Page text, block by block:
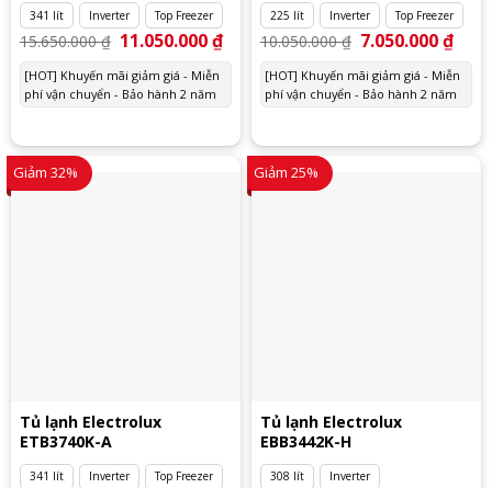
341 lít Inverter Top Freezer
15.650.000₫ Giá
gốc
là:
15.650.000 ₫.
11.050.000₫Giá
tại
11.050.000 ₫.
[HOT] Khuyến mãi giảm giá - Miễn
phí vận chuyển - Bảo hành 2 năm
225 lít Inverter Top Freezer
10.050.000₫ Giá
gốc
là:
10.050.000 ₫.
7.050.000₫Giá
tại
là:
[HOT] Khuyến mãi giảm giá - Miễn
phí vận chuyển - Bảo hành 2 năm
Giảm 32%
Tủ lạnh Electrolux
ETB3740K-A
341 lít Inverter Top Freezer
Giảm 25%
Tủ lạnh Electrolux
EBB3442K-H
308 lít
Inverter